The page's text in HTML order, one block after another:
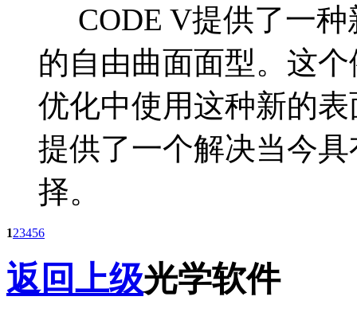
CODE V提供了一种
的自由曲面面型。这
优化中使用这种新的
提供了一个解决当今
择。
123456
返回上级光学软件